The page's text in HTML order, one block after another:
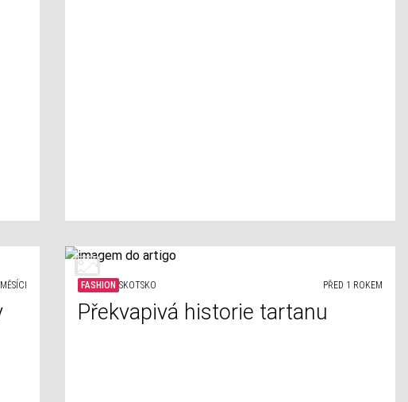
FASHION SKOTSKO PŘED 1 ROKEM
Překvapivá historie tartanu